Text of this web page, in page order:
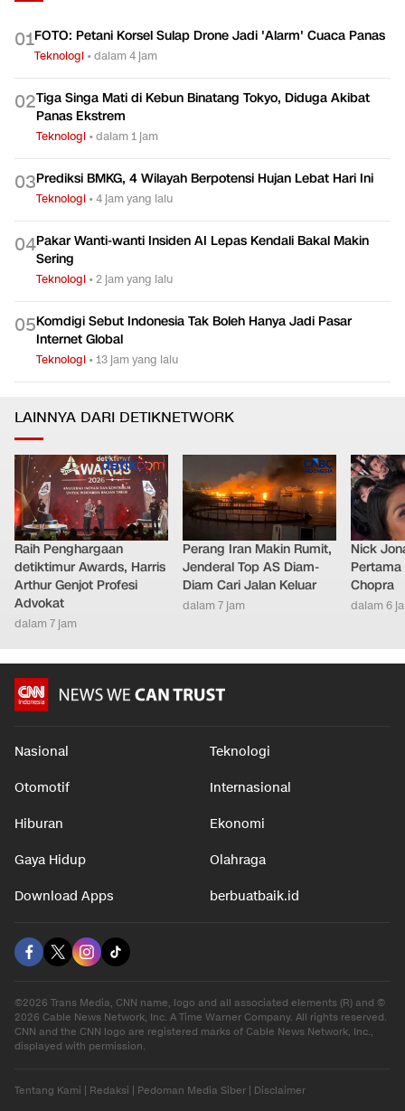
01FOTO: Petani Korsel Sulap Drone Jadi 'Alarm' Cuaca Panas
Teknologi •dalam 4 jam
02Tiga Singa Mati di Kebun Binatang Tokyo, Diduga Akibat
Panas Ekstrem
Teknologi •dalam 1 jam
03Prediksi BMKG, 4 Wilayah Berpotensi Hujan Lebat Hari Ini
Teknologi •4 jam yang lalu
04Pakar Wanti-wanti Insiden AI Lepas Kendali Bakal Makin
Sering
Teknologi •2 jam yang lalu
05Komdigi Sebut Indonesia Tak Boleh Hanya Jadi Pasar
Internet Global
Teknologi •13 jam yang lalu
LAINNYA DARI DETIKNETWORK
Raih Penghargaan
detiktimur Awards, Harris
Arthur Genjot Profesi
Advokat
dalam 7 jam
Perang Iran Makin Rumit,
Jenderal Top AS Diam-
Diam Cari Jalan Keluar
dalam 7 jam
Nick
Chopra
dalam 6
Nasional Teknologi
Otomotif Internasional
Hiburan Ekonomi
Gaya Hidup Olahraga
Download Apps berbuatbaik.id
©2026 Trans Media, CNN name, logo and all associated elements (R) and ©
2026 Cable News Network, Inc. A Time Warner Company. All rights reserved.
CNN and the CNN logo are registered marks of Cable News Network, Inc.,
displayed with permission.
Tentang Kami Redaksi Pedoman Media Siber Disclaimer